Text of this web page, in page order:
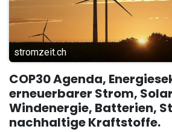
stromzeit.ch
COP30 Agenda,
erneuerbarer Strom,
Windenergie, Batterien,
nachhaltige Kraftstoffe.